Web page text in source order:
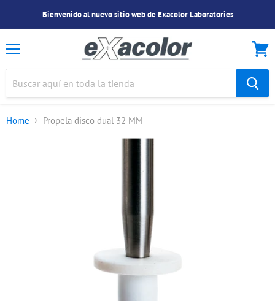
Bienvenido al nuevo sitio web de Exacolor Laboratories
Home Propela disco dual 32 MM